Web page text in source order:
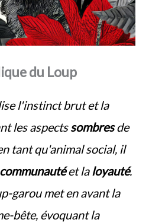
du Loup
l'instinct brut et la
les aspectssombresde
tant qu'animal social, il
communautéet la loyauté.
garou met en avant la
bête, évoquant la